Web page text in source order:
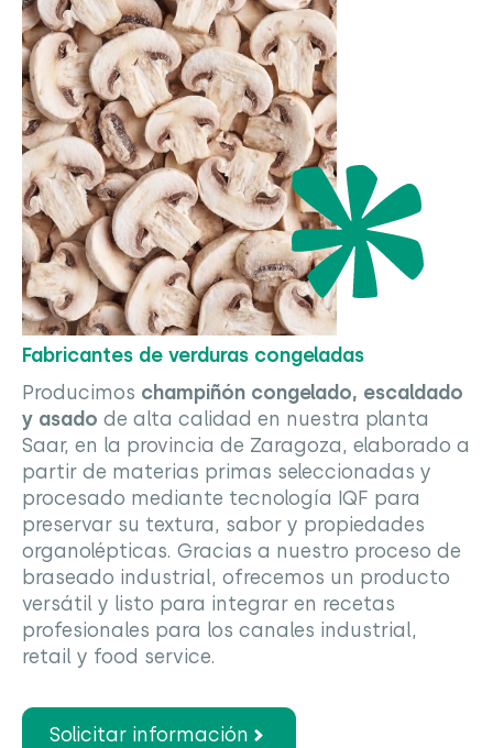
Fabricantes de verduras congeladas
Producimos champiñón congelado, escaldado
y asado de alta calidad en nuestra planta
Saar, en la provincia de Zaragoza, elaborado a
partir de materias primas seleccionadas y
procesado mediante tecnología IQF para
preservar su textura, sabor y propiedades
organolépticas. Gracias a nuestro proceso de
braseado industrial, ofrecemos un producto
versátil y listo para integrar en recetas
profesionales para los canales industrial,
retail y food service.
Solicitar información